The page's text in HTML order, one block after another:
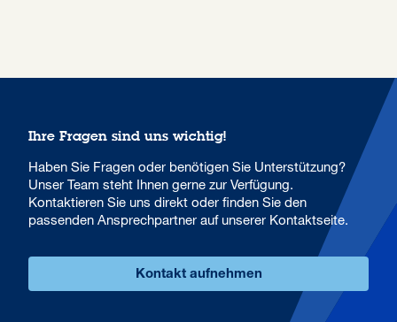
Ihre Fragen sind uns wichtig!
Haben Sie Fragen oder benötigen Sie Unterstützung?
Unser Team steht Ihnen gerne zur Verfügung.
Kontaktieren Sie uns direkt oder finden Sie den
passenden Ansprechpartner auf unserer Kontaktseite.
Kontakt aufnehmen